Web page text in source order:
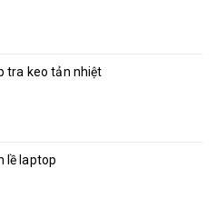
tra keo tản nhiệt
lề laptop